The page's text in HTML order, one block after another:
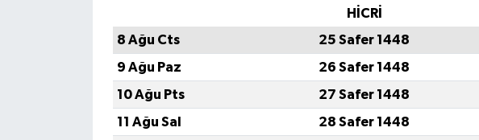
HİCRİ
8 Ağu Cts
25 Safer 1448
9 Ağu Paz
26 Safer 1448
10 Ağu Pts
27 Safer 1448
11 Ağu Sal
28 Safer 1448